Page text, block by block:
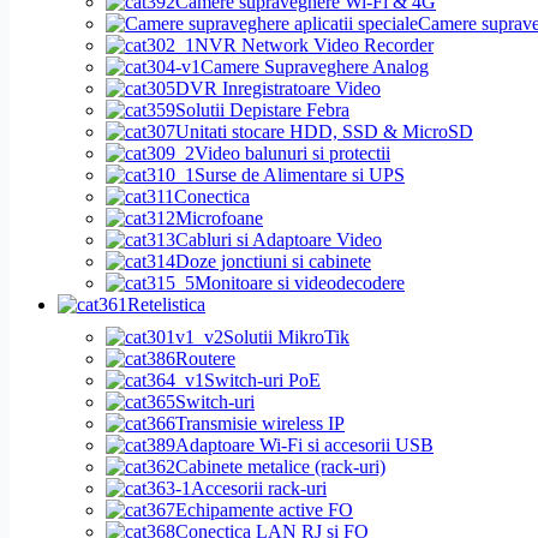
Camere
NVR Network Video Recorder
Camere Supraveghere Analog
DVR Inregistratoare Video
Solutii Depistare Febra
Unitati stocare HDD, SSD & MicroSD
Video balunuri si protectii
Surse de Alimentare si UPS
Conectica
Microfoane
Cabluri si Adaptoare Video
Doze jonctiuni si cabinete
Monitoare si videodecodere
Retelistica
Solutii MikroTik
Routere
Switch-uri PoE
Switch-uri
Transmisie wireless IP
Adaptoare Wi-Fi si accesorii USB
Cabinete metalice (rack-uri)
Accesorii rack-uri
Echipamente active FO
Conectica LAN RJ si FO